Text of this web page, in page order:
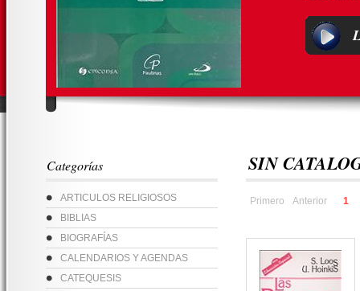
Categorías
ARTICULOS RELIGIOSOS
BIBLIAS
BIOGRAFÍAS
CALENDARIOS Y AGENDAS
CATEQUESIS
SIN
Primero Anterior 1